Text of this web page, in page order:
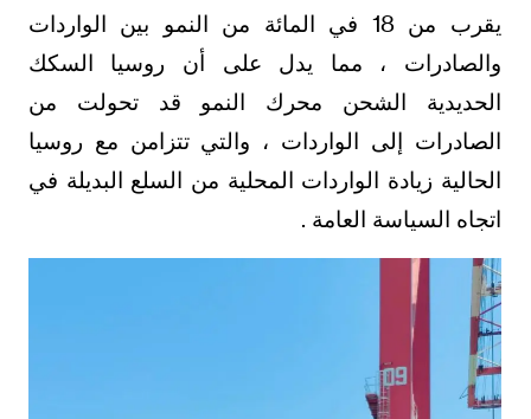
يقرب من 18 في المائة من النمو بين الواردات
والصادرات ، مما يدل على أن روسيا السكك
الحديدية الشحن محرك النمو قد تحولت من
الصادرات إلى الواردات ، والتي تتزامن مع روسيا
الحالية زيادة الواردات المحلية من السلع البديلة في
اتجاه السياسة العامة .